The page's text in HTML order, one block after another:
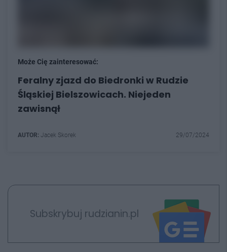
Może Cię zainteresować:
Feralny zjazd do Biedronki w Rudzie
Śląskiej Bielszowicach. Niejeden
zawisnął
AUTOR: Jacek Skorek 29/07/2024
Subskrybuj rudzianin.pl